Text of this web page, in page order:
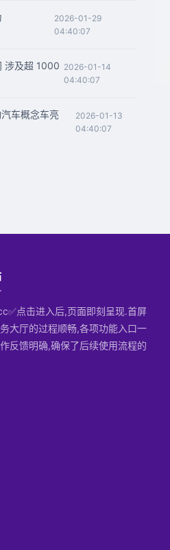
2026-01-29
04:40:07
涉及超 1000 2026-01-14
04:40:07
车概念车亮
2026-01-13
04:40:07
点击进入后,页面即刻呈现.首屏
大厅的过程顺畅,各项功能入口一
反馈明确,确保了后续使用流程的